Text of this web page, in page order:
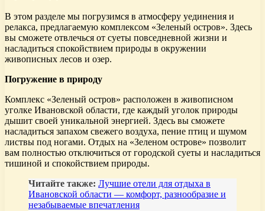
В этом разделе мы погрузимся в атмосферу уединения и
релакса, предлагаемую комплексом «Зеленый остров». Здесь
вы сможете отвлечься от суеты повседневной жизни и
насладиться спокойствием природы в окружении
живописных лесов и озер.
Погружение в природу
Комплекс «Зеленый остров» расположен в живописном
уголке Ивановской области, где каждый уголок природы
дышит своей уникальной энергией. Здесь вы сможете
насладиться запахом свежего воздуха, пение птиц и шумом
листвы под ногами. Отдых на «Зеленом острове» позволит
вам полностью отключиться от городской суеты и насладиться
тишиной и спокойствием природы.
Читайте также: Лучшие отели для отдыха в
Ивановской области — комфорт, разнообразие и
незабываемые впечатления